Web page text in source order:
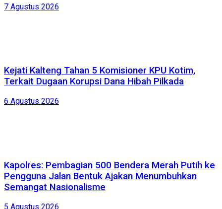
7 Agustus 2026
Kejati Kalteng Tahan 5 Komisioner KPU Kotim,
Terkait Dugaan Korupsi Dana Hibah Pilkada
6 Agustus 2026
Kapolres: Pembagian 500 Bendera Merah Putih ke
Pengguna Jalan Bentuk Ajakan Menumbuhkan
Semangat Nasionalisme
5 Agustus 2026